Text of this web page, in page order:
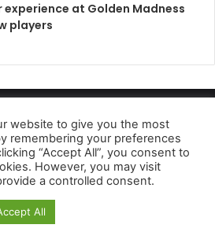
experience at Golden Madness
players
El Observador 2022
de privacidad
Facebook
TwitterTelegram
website to give you the most
remembering your preferences
“Accept All”, you consent to
However, you may visit
a controlled consent.
All